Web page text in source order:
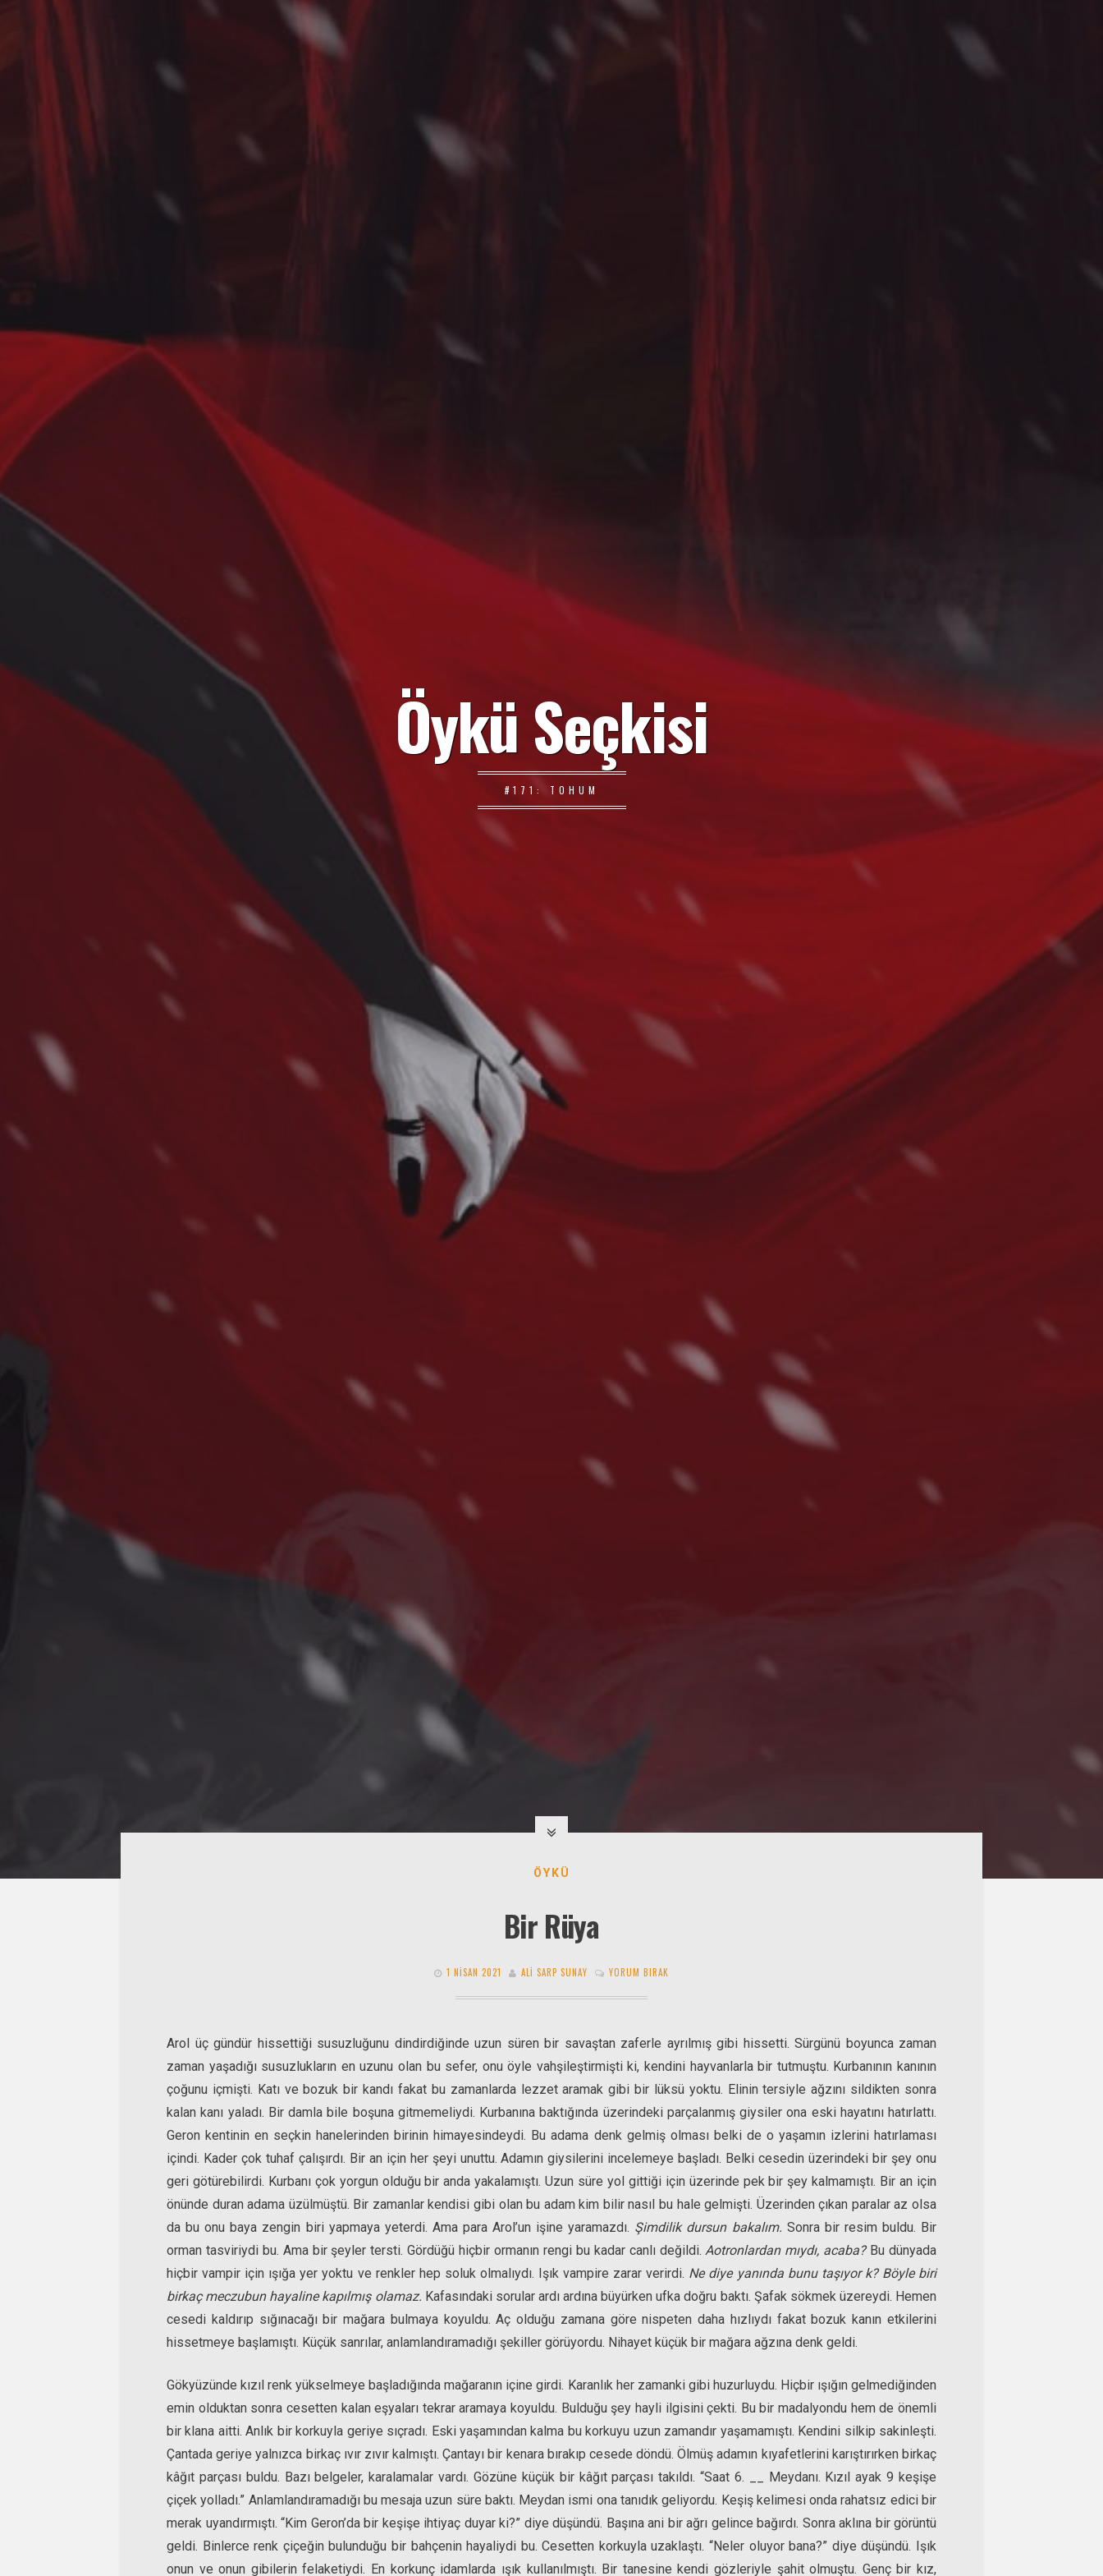
Öykü Seçkisi
#171: TOHUM
ÖYKÜ
Bir Rüya
1 NISAN 2021 ALI SARP SUNAY YORUM BIRAK
Arol üç gündür hissettiği susuzluğunu dindirdiğinde uzun süren bir savaştan zaferle ayrılmış gibi hissetti. Sürgünü boyunca zaman
zaman yaşadığı susuzlukların en uzunu olan bu sefer, onu öyle vahşileştirmişti ki, kendini hayvanlarla bir tutmuştu. Kurbanının kanının
çoğunu içmişti. Katı ve bozuk bir kandı fakat bu zamanlarda lezzet aramak gibi bir lüksü yoktu. Elinin tersiyle ağzını sildikten sonra
kalan kanı yaladı. Bir damla bile boşuna gitmemeliydi. Kurbanına baktığında üzerindeki parçalanmış giysiler ona eski hayatını hatırlattı.
Geron kentinin en seçkin hanelerinden birinin himayesindeydi. Bu adama denk gelmiş olması belki de o yaşamın izlerini hatırlaması
içindi. Kader çok tuhaf çalışırdı. Bir an için her şeyi unuttu. Adamın giysilerini incelemeye başladı. Belki cesedin üzerindeki bir şey onu
geri götürebilirdi. Kurbanı çok yorgun olduğu bir anda yakalamıştı. Uzun süre yol gittiği için üzerinde pek bir şey kalmamıştı. Bir an için
önünde duran adama üzülmüştü. Bir zamanlar kendisi gibi olan bu adam kim bilir nasıl bu hale gelmişti. Üzerinden çıkan paralar az olsa
da bu onu baya zengin biri yapmaya yeterdi. Ama para Arol’un işine yaramazdı. Şimdilik dursun bakalım. Sonra bir resim buldu. Bir
orman tasviriydi bu. Ama bir şeyler tersti. Gördüğü hiçbir ormanın rengi bu kadar canlı değildi.Aotronlardan mıydı, acaba?Bu dünyada
hiçbir vampir için ışığa yer yoktu ve renkler hep soluk olmalıydı. Işık vampire zarar verirdi. Ne diye yanında bunu taşıyor k? Böyle biri
birkaç meczubun hayaline kapılmış olamaz. Kafasındaki sorular ardı ardına büyürken ufka doğru baktı. Şafak sökmek üzereydi. Hemen
cesedi kaldırıp sığınacağı bir mağara bulmaya koyuldu. Aç olduğu zamana göre nispeten daha hızlıydı fakat bozuk kanın etkilerini
hissetmeye başlamıştı. Küçük sanrılar, anlamlandıramadığı şekiller görüyordu. Nihayet küçük bir mağara ağzına denk geldi.
Gökyüzünde kızıl renk yükselmeye başladığında mağaranın içine girdi. Karanlık her zamanki gibi huzurluydu. Hiçbir ışığın gelmediğinden
emin olduktan sonra cesetten kalan eşyaları tekrar aramaya koyuldu. Bulduğu şey hayli ilgisini çekti. Bu bir madalyondu hem de önemli
bir klana aitti. Anlık bir korkuyla geriye sıçradı. Eski yaşamından kalma bu korkuyu uzun zamandır yaşamamıştı. Kendini silkip sakinleşti.
Çantada geriye yalnızca birkaç ıvır zıvır kalmıştı. Çantayı bir kenara bırakıp cesede döndü. Ölmüş adamın kıyafetlerini karıştırırken birkaç
kâğıt parçası buldu. Bazı belgeler, karalamalar vardı. Gözüne küçük bir kâğıt parçası takıldı. “Saat 6. __ Meydanı. Kızıl ayak 9 keşişe
çiçek yolladı.” Anlamlandıramadığı bu mesaja uzun süre baktı. Meydan ismi ona tanıdık geliyordu. Keşiş kelimesi onda rahatsız edici bir
merak uyandırmıştı. “Kim Geron’da bir keşişe ihtiyaç duyar ki?” diye düşündü. Başına ani bir ağrı gelince bağırdı. Sonra aklına bir görüntü
geldi. Binlerce renk çiçeğin bulunduğu bir bahçenin hayaliydi bu. Cesetten korkuyla uzaklaştı. “Neler oluyor bana?” diye düşündü. Işık
onun ve onun gibilerin felaketiydi. En korkunç idamlarda ışık kullanılmıştı. Bir tanesine kendi gözleriyle şahit olmuştu. Genç bir kız,